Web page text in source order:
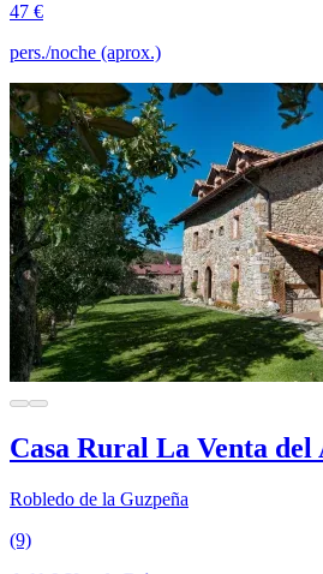
47 €
pers./noche (aprox.)
Casa Rural La Venta
Robledo de la Guzpeña
(9)